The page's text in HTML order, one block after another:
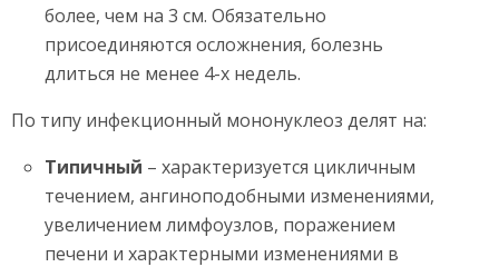
более, чем на 3 см. Обязательно
присоединяются осложнения, болезнь
длиться не менее 4-х недель.
По типу инфекционный мононуклеоз делят на:
Типичный – характеризуется цикличным
течением, ангиноподобными изменениями,
увеличением лимфоузлов, поражением
печени и характерными изменениями в